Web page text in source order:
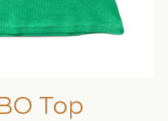
Top